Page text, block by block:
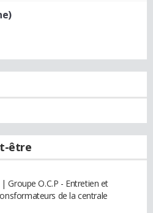
être
Groupe O.C.P - Entretien et
de la centrale